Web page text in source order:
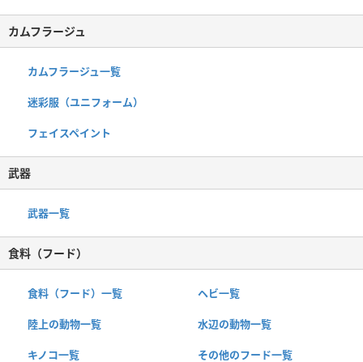
カムフラージュ
カムフラージュ一覧
迷彩服（ユニフォーム）
フェイスペイント
武器
武器一覧
食料（フード）
食料（フード）一覧 ヘビ一覧
陸上の動物一覧 水辺の動物一覧
キノコ一覧 その他のフード一覧